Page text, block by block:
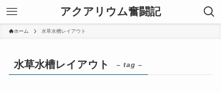
アクアリウム奮闘記
ホーム 水草水槽レイアウト
水草水槽レイアウト – tag –